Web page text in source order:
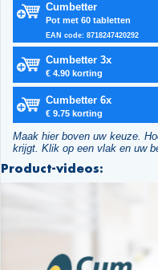
Cumbetter
Pot met 60 tabletten
EAN code: 8718247420292
Cumbetter 3x
€ 4.90 korting
Cumbetter 6x
€ 9.75 korting
Maak hier boven uw keuze.
krijgt. Klik op een vlak en uw
Product-videos: